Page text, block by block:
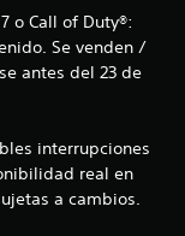
o Call of Duty®:
Se venden /
antes del 23 de
interrupciones
real en
a cambios.